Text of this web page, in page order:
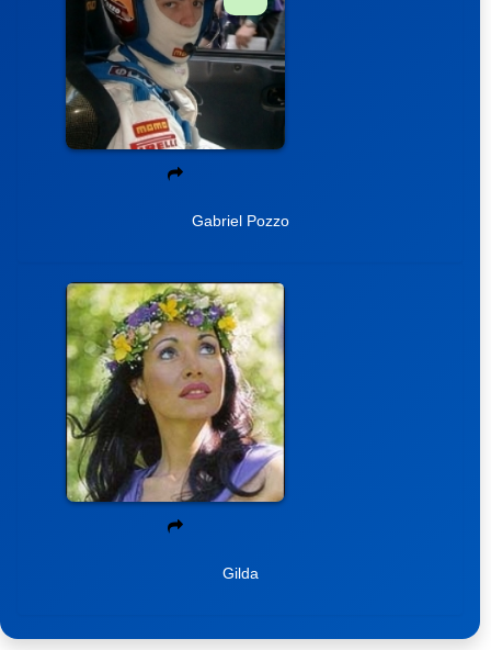
Gabriel Pozzo
Gilda